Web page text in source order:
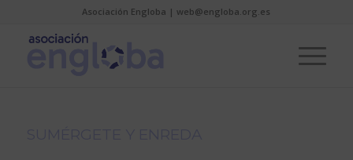
Asociación Engloba | web@engloba.org.es